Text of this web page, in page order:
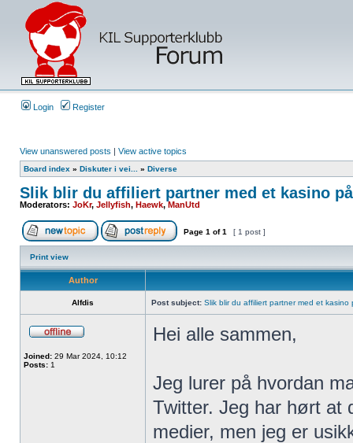
Login Register
View unanswered posts | View active topics
Board index » Diskuter i vei... » Diverse
Slik blir du affiliert partner med et kasino
Moderators: JoKr, Jellyfish, Haewk,ManUtd
Page 1 of1 [ 1 post ]
Print view
Author
Alfdis Post subject: Slik blir du affiliert partner med et kasino
Joined: 29 Mar 2024, 10:12
Posts: 1
Hei alle sammen,
Jeg lurer på hvordan
Twitter. Jeg har hørt at
medier, men jeg er